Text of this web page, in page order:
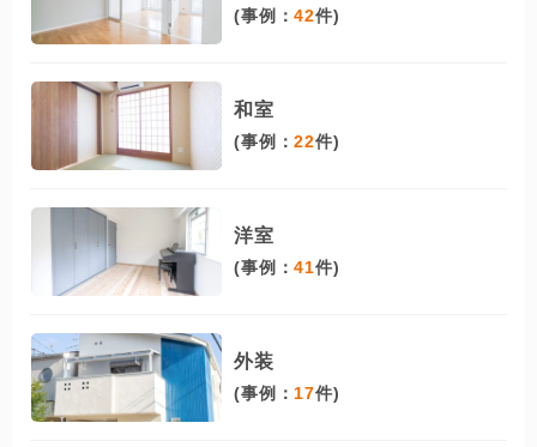
(事例：42件)
和室
(事例：22件)
洋室
(事例：41件)
外装
(事例： 17件)